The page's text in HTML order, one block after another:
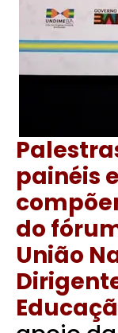
painéis
do
União